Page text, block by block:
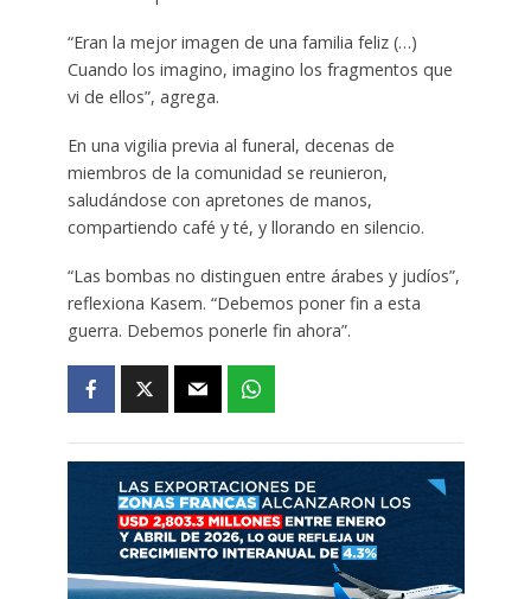
“Eran la mejor imagen de una familia feliz (…)
Cuando los imagino, imagino los fragmentos que
vi de ellos”, agrega.
En una vigilia previa al funeral, decenas de
miembros de la comunidad se reunieron,
saludándose con apretones de manos,
compartiendo café y té, y llorando en silencio.
“Las bombas no distinguen entre árabes y judíos”,
reflexiona Kasem. “Debemos poner fin a esta
guerra. Debemos ponerle fin ahora”.